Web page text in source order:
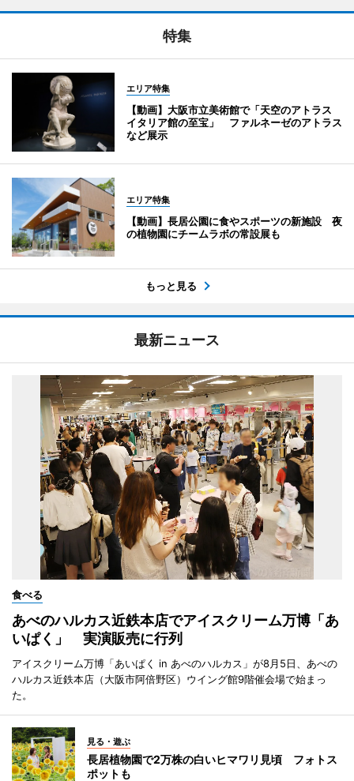
特集
エリア特集
【動画】大阪市立美術館で「天空のアトラス
イタリア館の至宝」 ファルネーゼのアトラス
など展示
エリア特集
【動画】長居公園に食やスポーツの新施設 夜
の植物園にチームラボの常設展も
もっと見る
最新ニュース
食べる
あべのハルカス近鉄本店でアイスクリーム万博「あ
いぱく」 実演販売に行列
アイスクリーム万博「あいぱく in あべのハルカス」が8月5日、あべの
ハルカス近鉄本店（大阪市阿倍野区）ウイング館9階催会場で始まっ
た。
見る・遊ぶ
長居植物園で2万株の白いヒマワリ見頃 フォトス
ポットも